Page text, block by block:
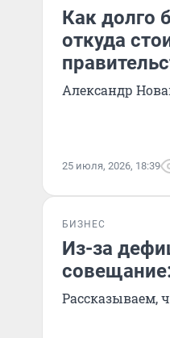
Как долго
откуда
Александр
25 июля, 2026, 18:39
БИЗНЕС
Из-за
Рассказываем,